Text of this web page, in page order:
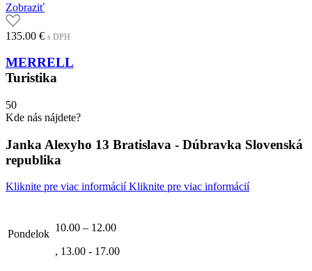
Zobraziť
135.00 € s DPH
MERRELL
Turistika
50
Kde nás nájdete?
Janka Alexyho 13 Bratislava - Dúbravka Slovenská
republika
Kliknite pre viac informáciíKliknite pre viac informácií
Pondelok
10.00 – 12.00
, 13.00 - 17.00